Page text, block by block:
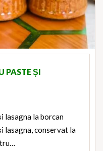
PASTE ȘI
lasagna la borcan
lasagna, conservat la